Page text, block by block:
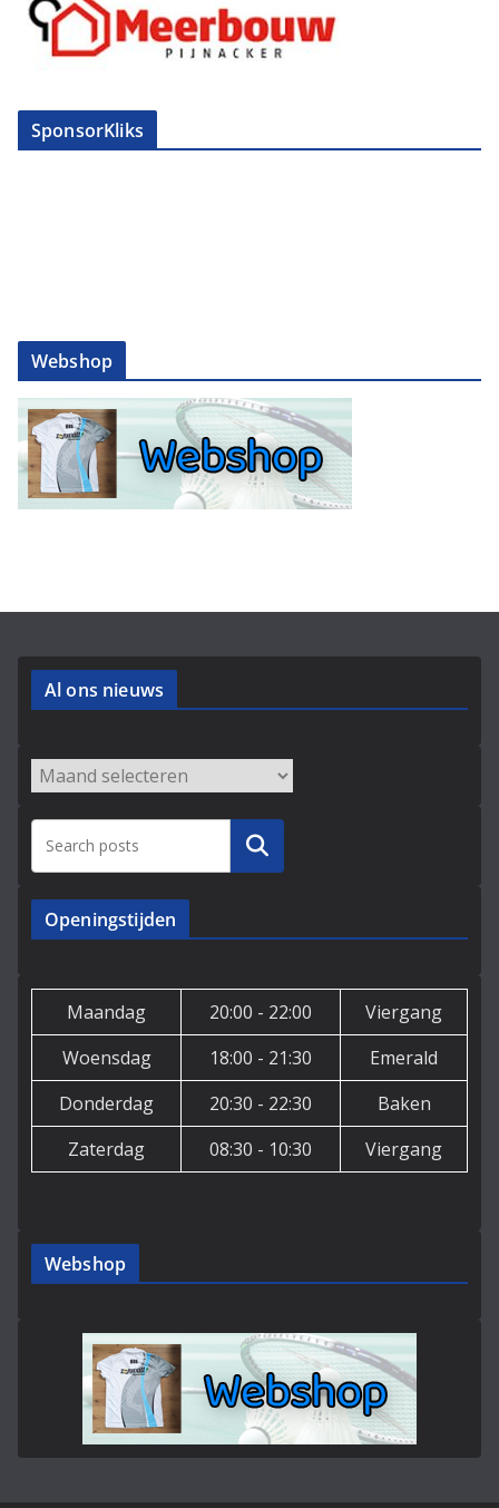
SponsorKliks
Webshop
Al ons nieuws
Archieven
Zoeken
Openingstijden
Maandag 20:00 - 22:00
Viergang
Woensdag
18:00 - 21:30
Emerald
Donderdag
20:30 - 22:30
Baken
Zaterdag
08:30 - 10:30 Viergang
Webshop